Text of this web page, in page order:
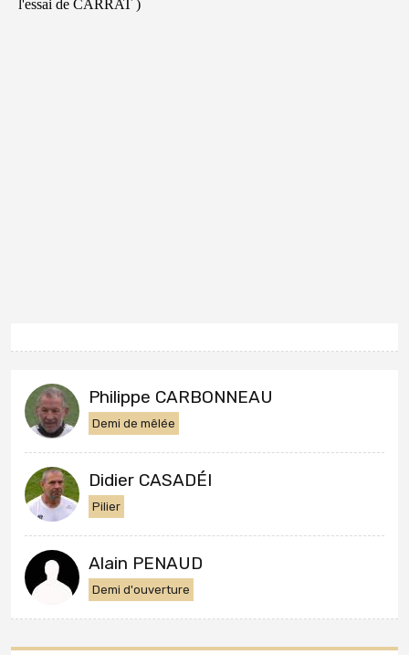
Philippe CARBONNEAU
Demi de mêlée
Didier CASADÉI
Pilier
Alain PENAUD
Demi d'ouverture